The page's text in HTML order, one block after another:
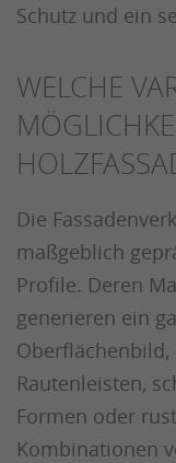
Schutz und ein
WELCHE
Die
maßgeblich
Profile. Deren
generieren ein
Rautenleisten,
Formen oder
Kombinationen